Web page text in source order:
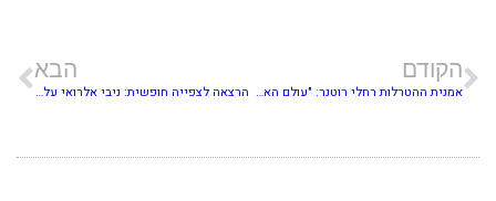
הקודם
אמנית ההטרלות רחלי רוטנר: "עולם האמנות לוקח את עצמו יותר מדי ברצינות"
הבא
הרצאה לצפייה חופשית: ניבי אלרואי על האמן דו הו סו